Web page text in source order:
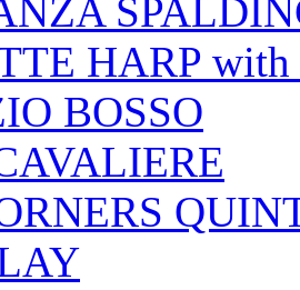
HARP
BOSSO